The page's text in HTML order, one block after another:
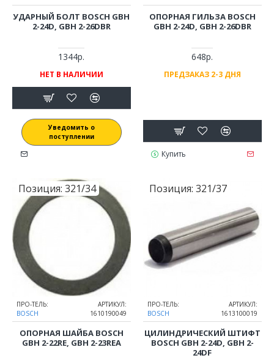
УДАРНЫЙ БОЛТ BOSCH GBH
2-24D, GBH 2-26DBR
1344р.
НЕТ В НАЛИЧИИ
Уведомить о
поступлении
ОПОРНАЯ ГИЛЬЗА BOSCH
GBH 2-24D, GBH 2-26DBR
648р.
ПРЕДЗАКАЗ 2-3 ДНЯ
Купить
Позиция: 321/34
ПРО-ТЕЛЬ:
BOSCH
АРТИКУЛ:
1610190049
ОПОРНАЯ ШАЙБА BOSCH
GBH 2-22RE, GBH 2-23REA
Позиция: 321/37
ПРО-ТЕЛЬ:
BOSCH
АРТИКУЛ:
1613100019
ЦИЛИНДРИЧЕСКИЙ ШТИФТ
BOSCH GBH 2-24D, GBH 2-
24DF